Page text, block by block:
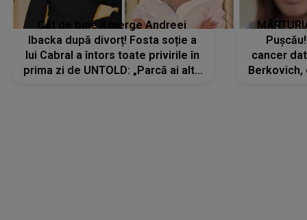
Cât de bine îi merge Andreei
Ibacka după divorț! Fosta soție a
lui Cabral a întors toate privirile în
prima zi de UNTOLD: „Parcă ai altă
cancer
Berkovich,